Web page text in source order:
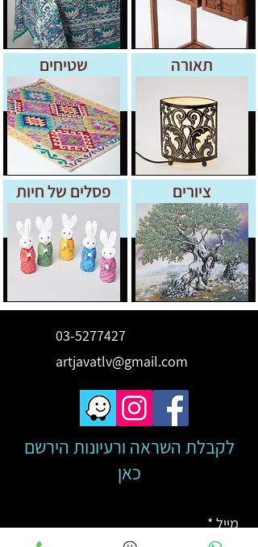
תאורה
ציורים
שטיחים
פסלים של חיות
03-5277427
artjavatlv@gmail.com
לקבלת השראה ורעיונות הירשם
כאן
מייל*